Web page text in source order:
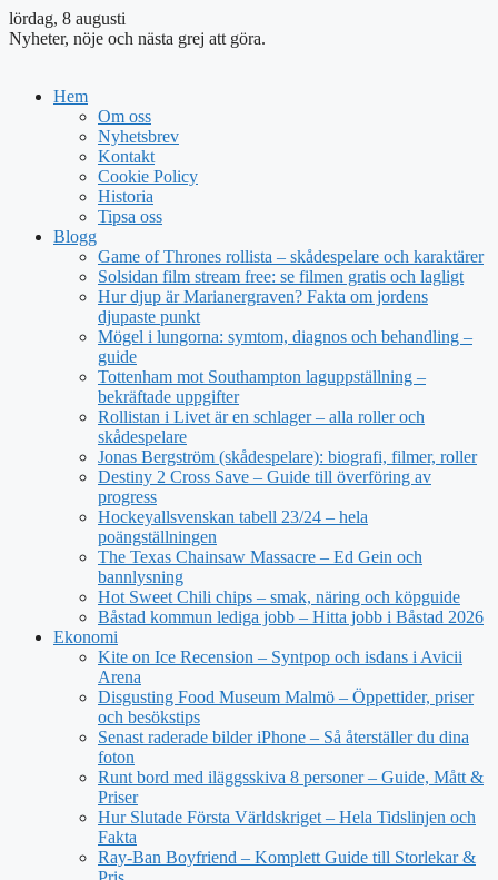
lördag, 8 augusti
Nyheter, nöje och nästa grej att göra.
Hem
Om oss
Nyhetsbrev
Kontakt
Cookie Policy
Historia
Tipsa oss
Blogg
Game of Thrones rollista – skådespelare och karaktärer
Solsidan film stream free: se filmen gratis och lagligt
Hur djup är Marianergraven? Fakta om jordens
djupaste punkt
Mögel i lungorna: symtom, diagnos och behandling –
guide
Tottenham mot Southampton laguppställning –
bekräftade uppgifter
Rollistan i Livet är en schlager – alla roller och
skådespelare
Jonas Bergström (skådespelare): biografi, filmer, roller
Destiny 2 Cross Save – Guide till överföring av
progress
Hockeyallsvenskan tabell 23/24 – hela
poängställningen
The Texas Chainsaw Massacre – Ed Gein och
bannlysning
Hot Sweet Chili chips – smak, näring och köpguide
Båstad kommun lediga jobb – Hitta jobb i Båstad 2026
Ekonomi
Kite on Ice Recension – Syntpop och isdans i Avicii
Arena
Disgusting Food Museum Malmö – Öppettider, priser
och besökstips
Senast raderade bilder iPhone – Så återställer du dina
foton
Runt bord med iläggsskiva 8 personer – Guide, Mått &
Priser
Hur Slutade Första Världskriget – Hela Tidslinjen och
Fakta
Ray-Ban Boyfriend – Komplett Guide till Storlekar &